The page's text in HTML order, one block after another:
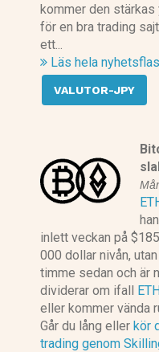
kommer den stärkas
för en bra trading
ett...
Läs hela
VALUTOR-JPY
inlett veckan på
000 dollar nivån,
timme sedan och är
dividerar om ifall
eller kommer vända
Går du lång eller kör
trading genom